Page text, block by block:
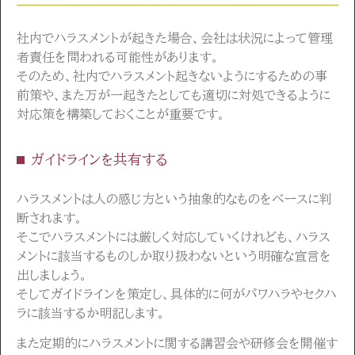
社内でハラスメントが起きた場合、会社は状況によって管理
者責任を問われる可能性があります。
そのため、社内でハラスメント起きないようにするための事
前策や、また万が一起きたとしても適切に対処できるように
対応策を構築しておくことが重要です。
ガイドラインを共有する
ハラスメントは人の感じ方という抽象的なものをベースに判
断されます。
そこでハラスメントには厳しく対応していくけれども、ハラス
メントに該当するものしか取り扱わないという明確な宣言を
出しましょう。
そしてガイドラインを策定し、具体的に何がパワハラやセクハ
ラに該当するか明記します。
また定期的にハラスメントに関する講習会や研修会を開催す